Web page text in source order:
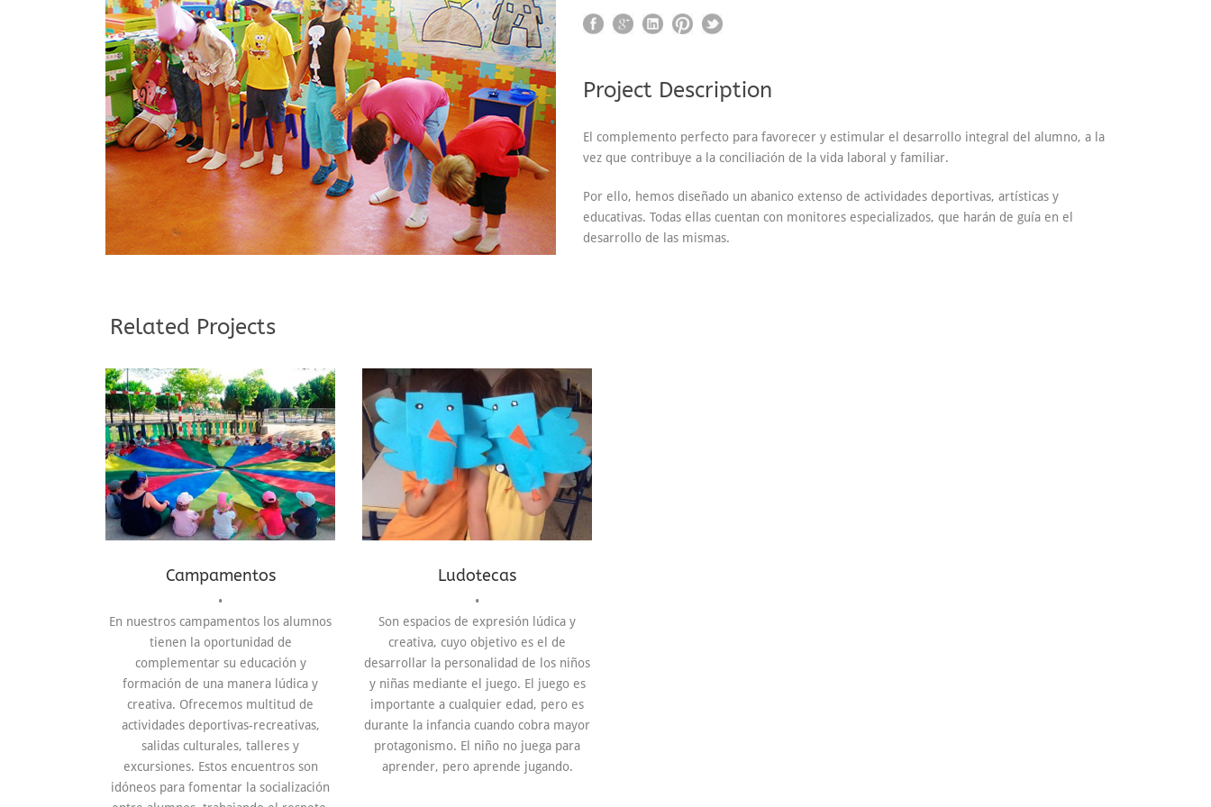
Project Description
El complemento perfecto para favorecer y estimular el desarrollo integral del alumno, a la
vez que contribuye a la conciliación de la vida laboral y familiar.
Por ello, hemos diseñado un abanico extenso de actividades deportivas, artísticas y
educativas. Todas ellas cuentan con monitores especializados, que harán de guía en el
desarrollo de las mismas.
Related Projects
Campamentos
•
En nuestros campamentos los alumnos
tienen la oportunidad de
complementar su educación y
formación de una manera lúdica y
creativa. Ofrecemos multitud de
actividades deportivas-recreativas,
salidas culturales, talleres y
excursiones. Estos encuentros son
idóneos para fomentar la socialización
Ludotecas
•
Son espacios de expresión lúdica y
creativa, cuyo objetivo es el de
desarrollar la personalidad de los niños
y niñas mediante el juego. El juego es
importante a cualquier edad, pero es
durante la infancia cuando cobra mayor
protagonismo. El niño no juega para
aprender, pero aprende jugando.